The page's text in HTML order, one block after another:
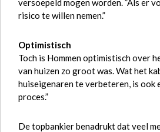
versoepeld mogen worden. ”Als er
risico te willen nemen.”
Optimistisch
Toch is Hommen optimistisch over
van huizen zo groot was. Wat het
huiseigenaren te verbeteren, is ook
proces.”
De topbankier benadrukt dat veel